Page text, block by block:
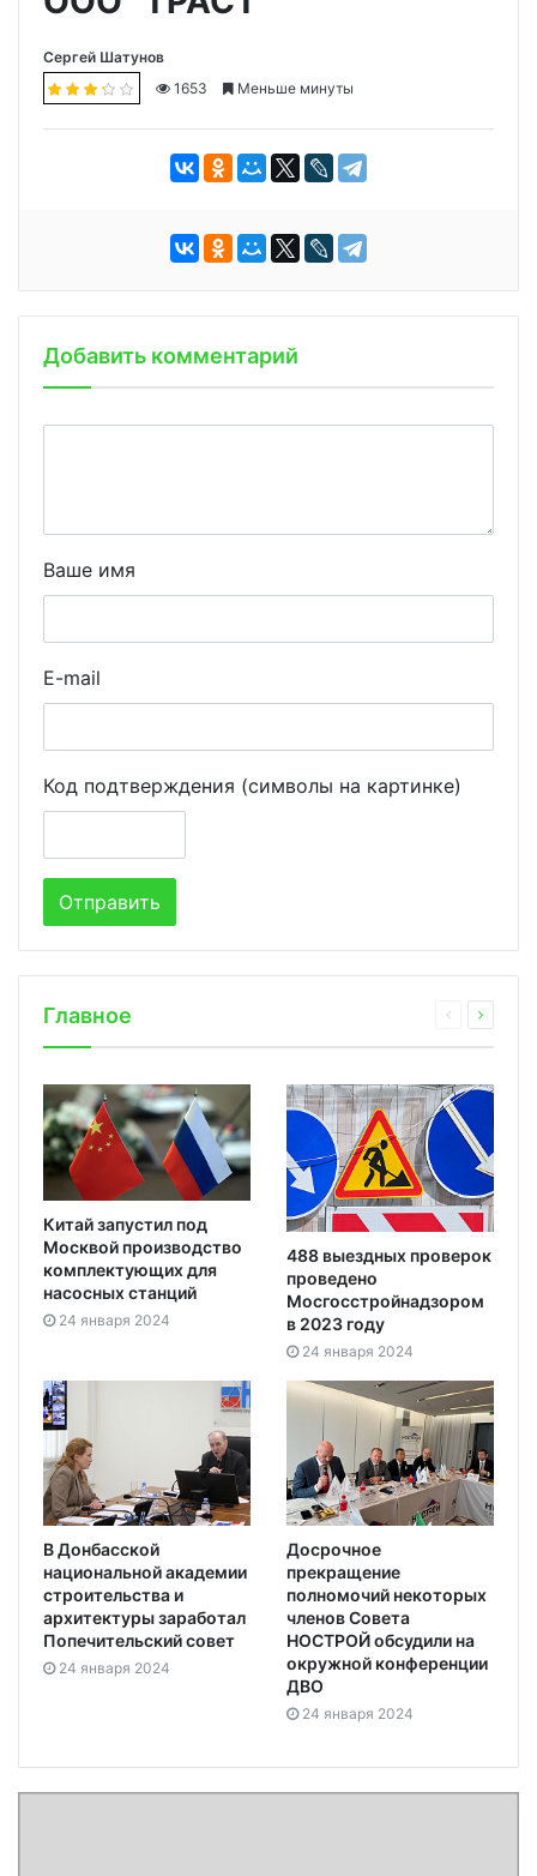
Сергей Шатунов
1653
Меньше минуты
Добавить комментарий
Ваше имя
E-mail
Код подтверждения (символы на картинке)
Главное
Китай запустил под
Москвой производство
комплектующих для
насосных станций
24 января 2024
488 выездных проверок
проведено
Мосгосстройнадзором
в 2023 году
24 января 2024
В Донбасской
национальной академии
строительства и
архитектуры заработал
Попечительский совет
24 января 2024
Досрочное
прекращение
полномочий некоторых
членов Совета
НОСТРОЙ обсудили на
окружной конференции
ДВО
24 января 2024